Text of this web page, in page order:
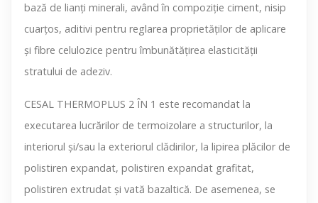
bază de lianţi minerali, având în compoziţie ciment, nisip
cuarţos, aditivi pentru reglarea proprietăţilor de aplicare
şi fibre celulozice pentru îmbunătăţirea elasticităţii
stratului de adeziv.
CESAL THERMOPLUS 2 ÎN 1 este recomandat la
executarea lucrărilor de termoizolare a structurilor, la
interiorul şi/sau la exteriorul clădirilor, la lipirea plăcilor de
polistiren expandat, polistiren expandat grafitat,
polistiren extrudat şi vată bazaltică. De asemenea, se